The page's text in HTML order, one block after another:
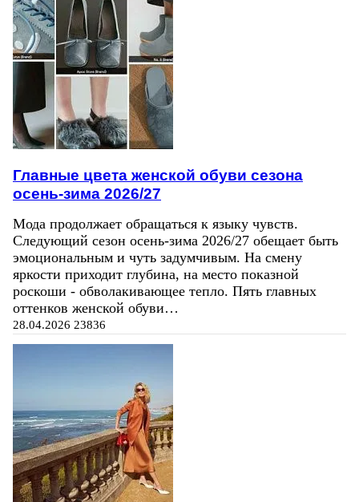
Главные цвета женской обуви сезона
осень-зима 2026/27
Мода продолжает обращаться к языку чувств.
Следующий сезон осень-зима 2026/27 обещает быть
эмоциональным и чуть задумчивым. На смену
яркости приходит глубина, на место показной
роскоши - обволакивающее тепло. Пять главных
оттенков женской обуви…
28.04.2026 23836